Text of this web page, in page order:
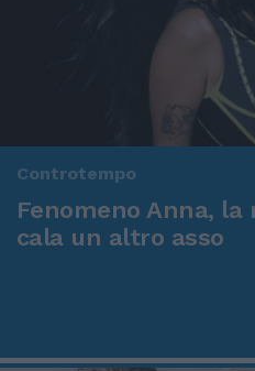
Controtempo
Fenomeno Anna, la
cala un altro asso